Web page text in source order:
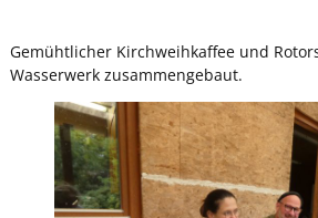
Gemühtlicher Kirchweihkaffee und
Wasserwerk zusammengebaut.